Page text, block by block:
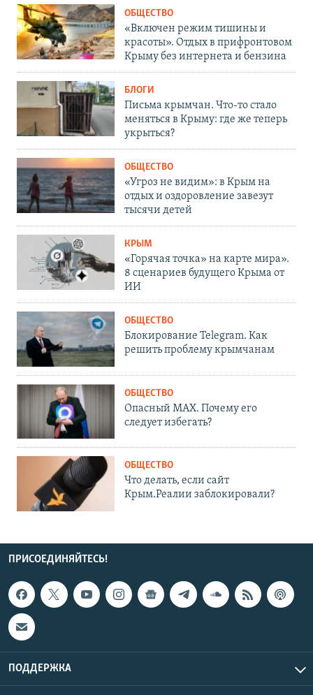
ОБЩЕСТВО
«Включен режим тишины и
красоты». Отдых в прифронтовом
Крыму без интернета и бензина
БЛОГИ
Письма крымчан. Что-то стало
меняться в Крыму: где же теперь
укрыться?
ОБЩЕСТВО
«Угроз не видим»: в Крым на
отдых и оздоровление завезут
тысячи детей
КРЫМ
«Горячая точка» на карте мира».
8 сценариев будущего Крыма от
ИИ
ОБЩЕСТВО
Блокирование Telegram. Как
решить проблему крымчанам
ОБЩЕСТВО
Опасный MAX. Почему его
следует избегать?
ОБЩЕСТВО
Что делать, если сайт
Крым.Реалии заблокировали?
ПРИСОЕДИНЯЙТЕСЬ!
ПОДДЕРЖКА